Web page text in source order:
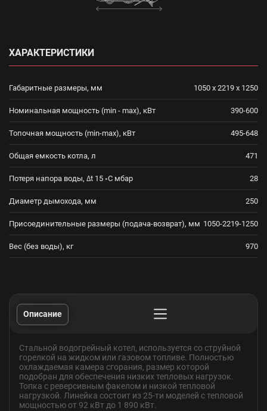
ХАРАКТЕРИСТИКИ
Габаритные размеры, мм 1050 x 2219 x 1250
Номинальная мощность (min - max), кВт 390-600
Топочная мощность (min-max), кВт 495-648
Общая емкость котла, л 471
Потеря напора воды, ∆t 15 ◦C мбар 28
Диаметр дымохода, мм 250
Присоединительные размеры (подача-возврат), мм 1050-2219-1250
Вес (без воды), кг 970
Описание
Стальной водогрейный котел, используется со струйной
горелкой на жидком или газовом топливе. Полностью
охлаждаемая камера сгорания, размер которой
подобран для обеспечения низких тепловых нагрузок.
Топка с реверсивным факелом и низкой тепловой
нагрузкой. Линейка состоит из 25-ти моделей с тепловой
мощностью от 92 кВт до 1 890 кВт.